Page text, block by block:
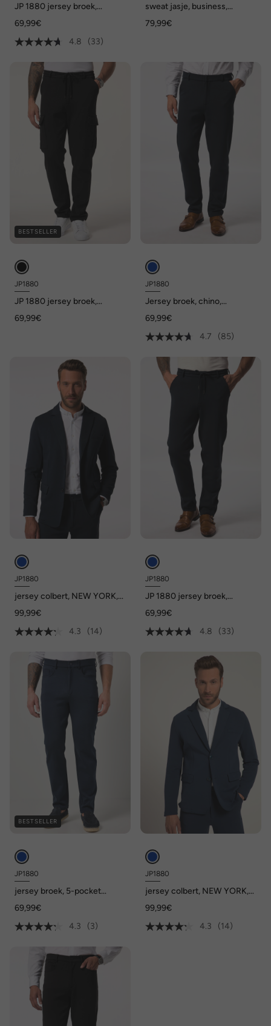
JP 1880 jersey broek,
chino, FLEXNAMIC®,
YORK, tot 8XL
69,99€
4.8
(33)
sweat jasje, business,
79,99€
BESTSELLER
JP1880
JP 1880 jersey broek,
cargo, FLEXNAMIC®,
69,99€
JP1880
Jersey broek, chino,
& match NEW YORK, tot 8XL
69,99€
4.7
(85)
JP1880
jersey colbert, NEW YORK,
& match, tot 8XL
99,99€
4.3
(14)
JP1880
JP 1880 jersey broek,
chino, FLEXNAMIC®,
YORK, tot 8XL
69,99€
4.8
(33)
BESTSELLER
JP1880
jersey broek, 5-pocket
en match NEW YORK, tot
69,99€
4.3
(3)
JP1880
jersey colbert, NEW YORK,
& match, tot 8XL
99,99€
4.3
(14)